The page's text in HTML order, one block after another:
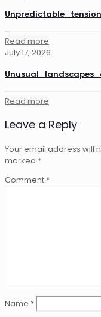
Read more
July 17, 2026
Read more
Leave a Reply
Your email address will
marked *
Comment *
Name *